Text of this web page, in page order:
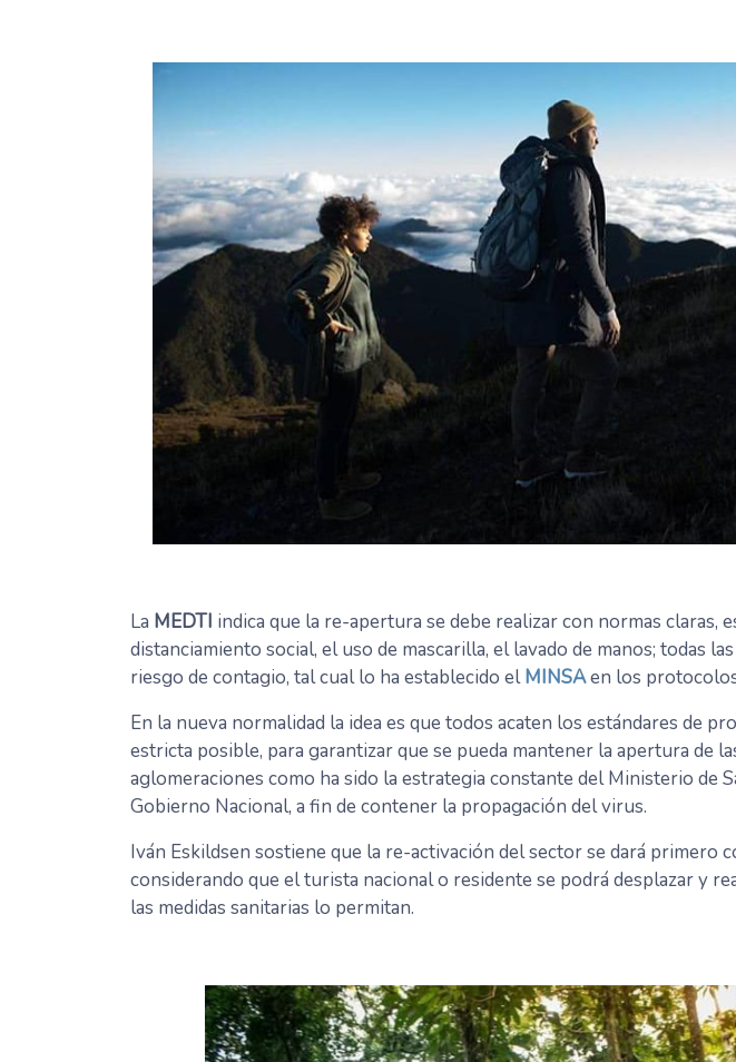
La MEDTI indica que la re-apertura se debe realizar con normas claras,
distanciamiento social, el uso de mascarilla, el lavado de manos; todas
riesgo de contagio, tal cual lo ha establecido elMINSAen los
En la nueva normalidad la idea es que todos acaten los estándares de
estricta posible, para garantizar que se pueda mantener la apertura de
aglomeraciones como ha sido la estrategia constante del Ministerio de
Gobierno Nacional, a fin de contener la propagación del virus.
Iván Eskildsen sostiene que la re-activación del sector se dará primero
considerando que el turista nacional o residente se podrá desplazar y
las medidas sanitarias lo permitan.